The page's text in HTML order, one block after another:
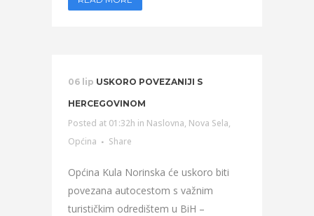
06 lip USKORO POVEZANIJI S
HERCEGOVINOM
Posted at 01:32h in Naslovna, Nova Sela,
Općina
Share
Općina Kula Norinska će uskoro biti
povezana autocestom s važnim
turističkim odredištem u BiH –